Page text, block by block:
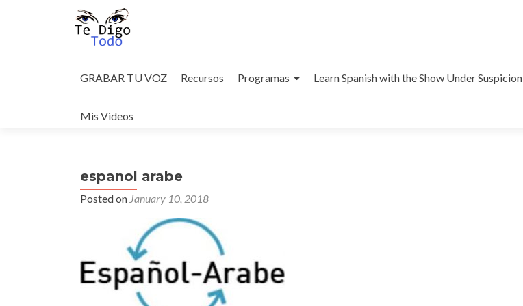
to
GRABAR TU VOZ Recursos Programas Learn Spanish with the Show Under Suspicion
Mis Videos
espanol arabe
Posted on January 10, 2018